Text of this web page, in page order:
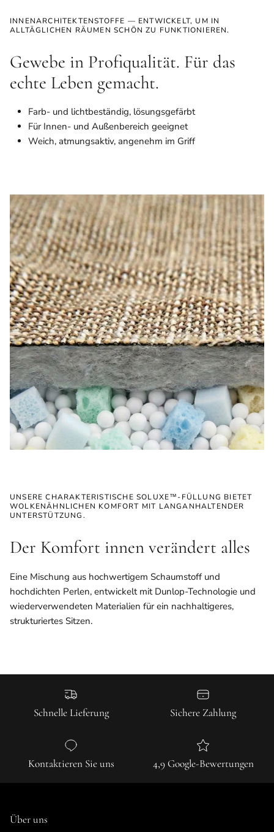
INNENARCHITEKTENSTOFFE — ENTWICKELT, UM IN
ALLTÄGLICHEN RÄUMEN SCHÖN ZU FUNKTIONIEREN.
Gewebe in Profiqualität. Für das
echte Leben gemacht.
Farb- und lichtbeständig, lösungsgefärbt
Für Innen- und Außenbereich geeignet
Weich, atmungsaktiv, angenehm im Griff
UNSERE CHARAKTERISTISCHE SOLUXE™-FÜLLUNG BIETET
WOLKENÄHNLICHEN KOMFORT MIT LANGANHALTENDER
UNTERSTÜTZUNG.
Der Komfort innen verändert alles
Eine Mischung aus hochwertigem Schaumstoff und
hochdichten Perlen, entwickelt mit Dunlop-Technologie und
wiederverwendeten Materialien für ein nachhaltigeres,
strukturiertes Sitzen.
Schnelle Lieferung Sichere Zahlung
Kontaktieren Sie uns 4,9 Google-Bewertungen
Über uns